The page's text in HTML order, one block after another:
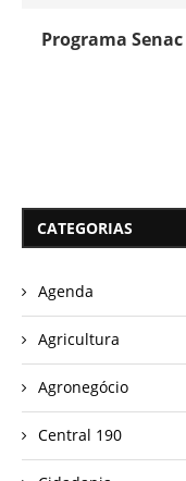
Programa
CATEGORIAS
Agenda
Agricultura
Agronegócio
Central 190